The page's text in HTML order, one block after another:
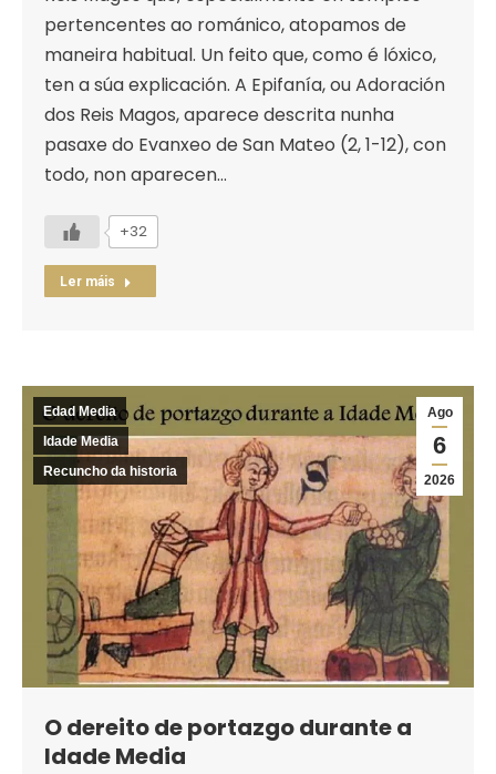
pertencentes ao románico, atopamos de
maneira habitual. Un feito que, como é lóxico,
ten a súa explicación. A Epifanía, ou Adoración
dos Reis Magos, aparece descrita nunha
pasaxe do Evanxeo de San Mateo (2, 1-12), con
todo, non aparecen…
+32
Ler máis
Ago
6
2026
Edad Media
Idade Media
Recuncho da historia
O dereito de portazgo durante a
Idade Media